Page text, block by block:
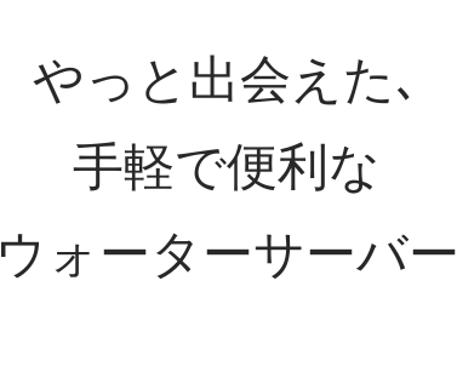
やっと出会えた､
手軽で便利な
ウォーターサーバー